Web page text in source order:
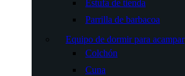
Estufa de tienda
Parrilla de barbacoa
Equipo de dormir para acampar
Colchón
Cuna